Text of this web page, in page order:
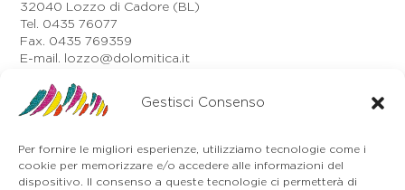
Gestisci Consenso
Per fornire le migliori esperienze, utilizziamo tecnologie come i
cookie per memorizzare e/o accedere alle informazioni del
dispositivo. Il consenso a queste tecnologie ci permetterà di
32040 Lozzo di Cadore (BL)
Tel. 0435 76077
Fax. 0435 769359
E-mail. lozzo@dolomitica.it
Auronzo di Cadore
Via Unione, 21/B
32041 Auronzo di Cadore (BL)
E-mail. auronzo@dolomitica.it
Cortina d'Ampezzo